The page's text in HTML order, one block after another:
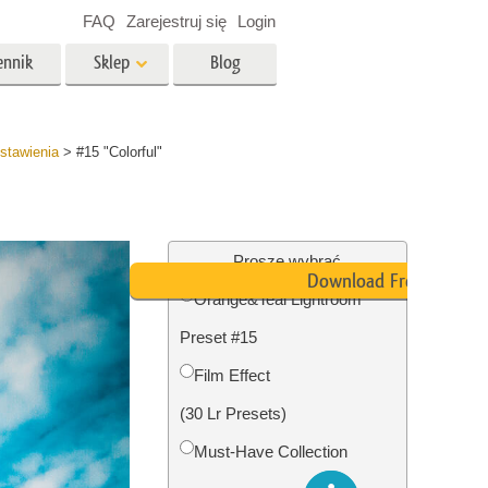
nieruchomości
Foto Przywracanie Usługi
Sklep
dla
Blog
FAQ Zarejestruj się Login
> #15 "Colorful"
Proszę wybrać
Orange&Teal Lightroom
Preset #15
Film Effect
(30 Lr Presets)
Must-Have Collection
Download Free